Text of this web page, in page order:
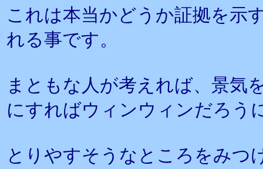
これは本当かどうか証拠を示
れる事です。
まともな人が考えれば、景気
にすればウィンウィンだろう
とりやすそうなところをみつ